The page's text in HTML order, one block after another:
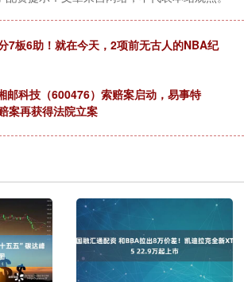
7板6助！就在今天，2项前无古人的NBA纪
邮科技（600476）索赔案启动，易事特
案再获得法院立案